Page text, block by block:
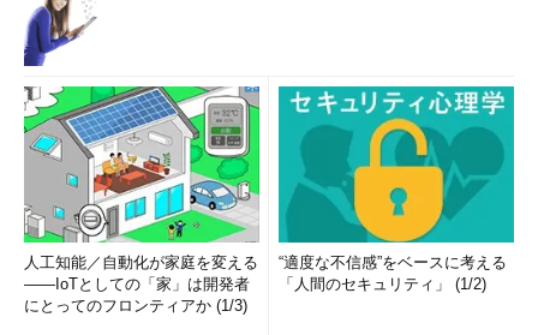
人工知能／自動化が家庭を変える
――IoTとしての「家」は開発者
にとってのフロンティアか (1/3)
“適度な不信感”をベースに考える
「人間のセキュリティ」 (1/2)